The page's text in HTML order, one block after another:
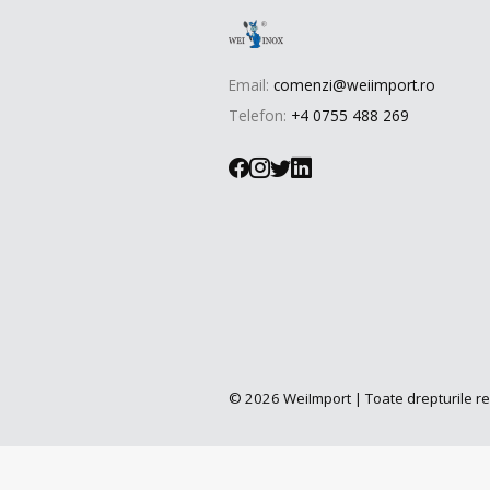
Email: comenzi@weiimport.ro
Telefon: +4 0755 488 269
© 2026 WeiImport | Toate drepturile